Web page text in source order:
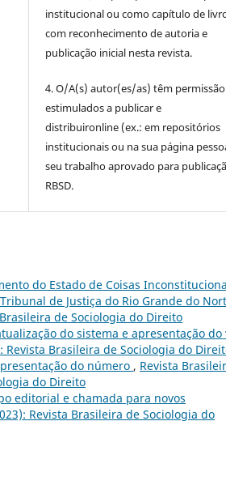
institucional ou como capítulo de
com reconhecimento de autoria e
publicação inicial nesta revista.
4. O/A(s) autor(es/as) têm
estimulados a publicar e
distribuironline (ex.: em repositórios
institucionais ou na sua página
seu trabalho aprovado para
RBSD.
do Estado de Coisas
de Justiça do Rio Grande do
de Sociologia do Direito
do sistema e apresentação do
Revista Brasileira de Sociologia do
do número , Revista
do Direito
editorial e chamada para novos
Revista Brasileira de Sociologia do